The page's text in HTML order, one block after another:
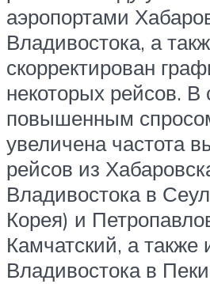
аэропортами
Владивостока, а
скорректирован
некоторых рейсов. В
повышенным
увеличена частота
рейсов из
Владивостока в
Корея) и
Камчатский, а также
Владивостока в